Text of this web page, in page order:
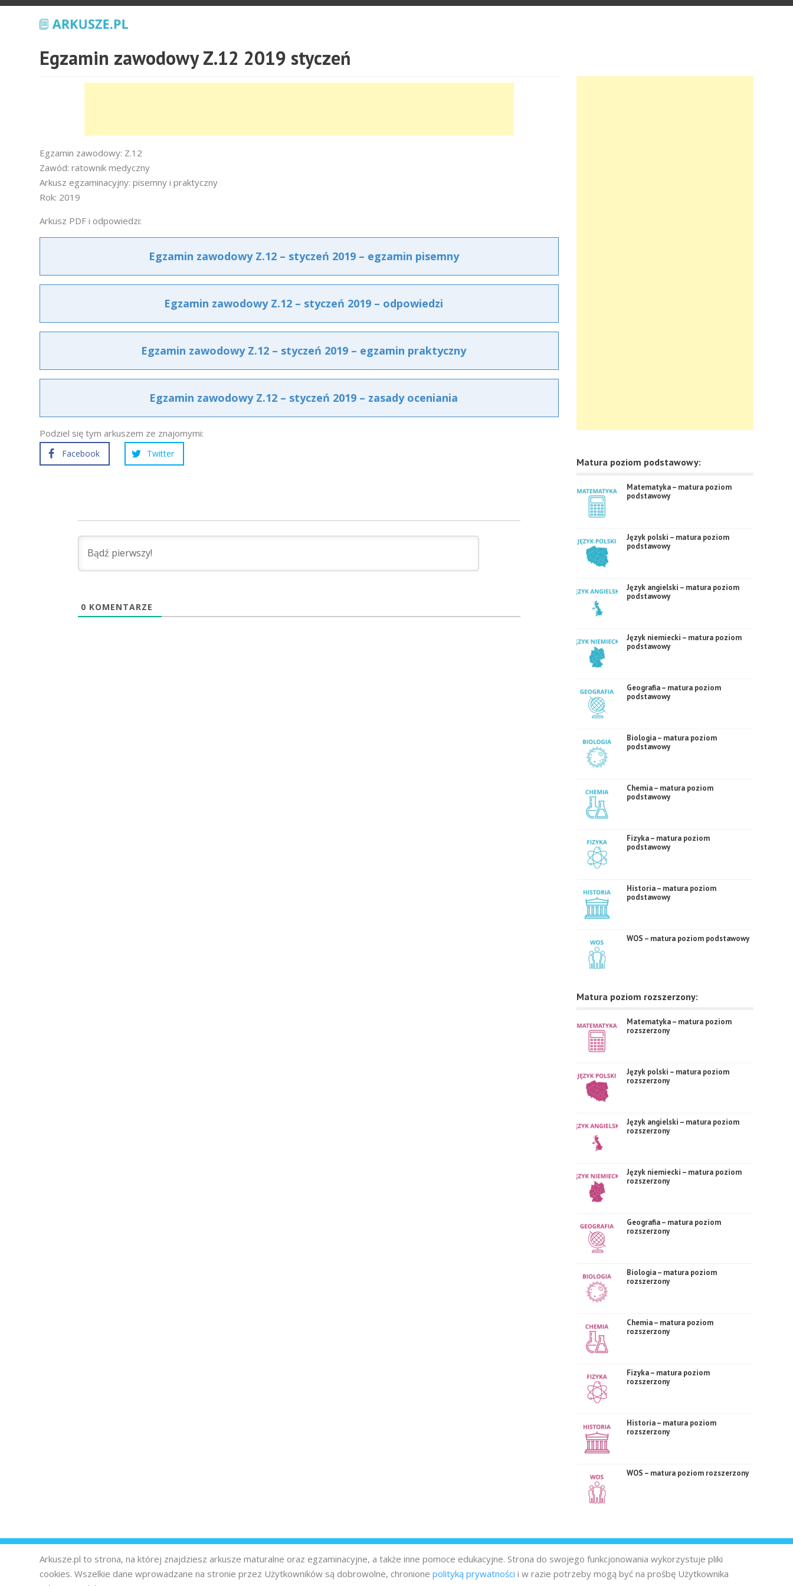
Egzamin zawodowy Z.12 2019 styczeń
Egzamin zawodowy: Z.12
Zawód: ratownik medyczny
Arkusz egzaminacyjny: pisemny i praktyczny
Rok: 2019
Arkusz PDF i odpowiedzi:
Egzamin zawodowy Z.12 – styczeń 2019 – egzamin pisemny
Egzamin zawodowy Z.12 – styczeń 2019 – odpowiedzi
Egzamin zawodowy Z.12 – styczeń 2019 – egzamin praktyczny
Egzamin zawodowy Z.12 – styczeń 2019 – zasady oceniania
Podziel się tym arkuszem ze znajomymi:
Facebook Twitter
0 KOMENTARZE
Matura poziom podstawowy:
Matematyka – matura poziom
podstawowy
Język polski – matura poziom
podstawowy
Język angielski – matura poziom
podstawowy
Język niemiecki – matura poziom
podstawowy
Geografia – matura poziom
podstawowy
Biologia – matura poziom
podstawowy
Chemia – matura poziom
podstawowy
Fizyka – matura poziom
podstawowy
Historia – matura poziom
podstawowy
WOS – matura poziom podstawowy
Matura poziom rozszerzony:
Matematyka – matura poziom
rozszerzony
Język polski – matura poziom
rozszerzony
Język angielski – matura poziom
rozszerzony
Język niemiecki – matura poziom
rozszerzony
Geografia – matura poziom
rozszerzony
Biologia – matura poziom
rozszerzony
Chemia – matura poziom
rozszerzony
Fizyka – matura poziom
rozszerzony
Historia – matura poziom
rozszerzony
WOS – matura poziom rozszerzony
Arkusze.pl to strona, na której znajdziesz arkusze maturalne oraz egzaminacyjne, a także inne pomoce edukacyjne. Strona do swojego funkcjonowania wykorzystuje pliki
cookies. Wszelkie dane wprowadzane na stronie przez Użytkowników są dobrowolne, chronione polityką prywatności i w razie potrzeby mogą być na prośbę Użytkownika